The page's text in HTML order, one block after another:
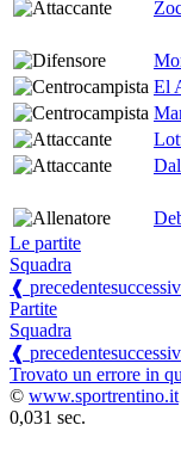
El
Le partite
Squadra
❰ precedente
Partite
Squadra
❰ precedente
Trovato un errore in
© www.sportrentino.it
0,031 sec.